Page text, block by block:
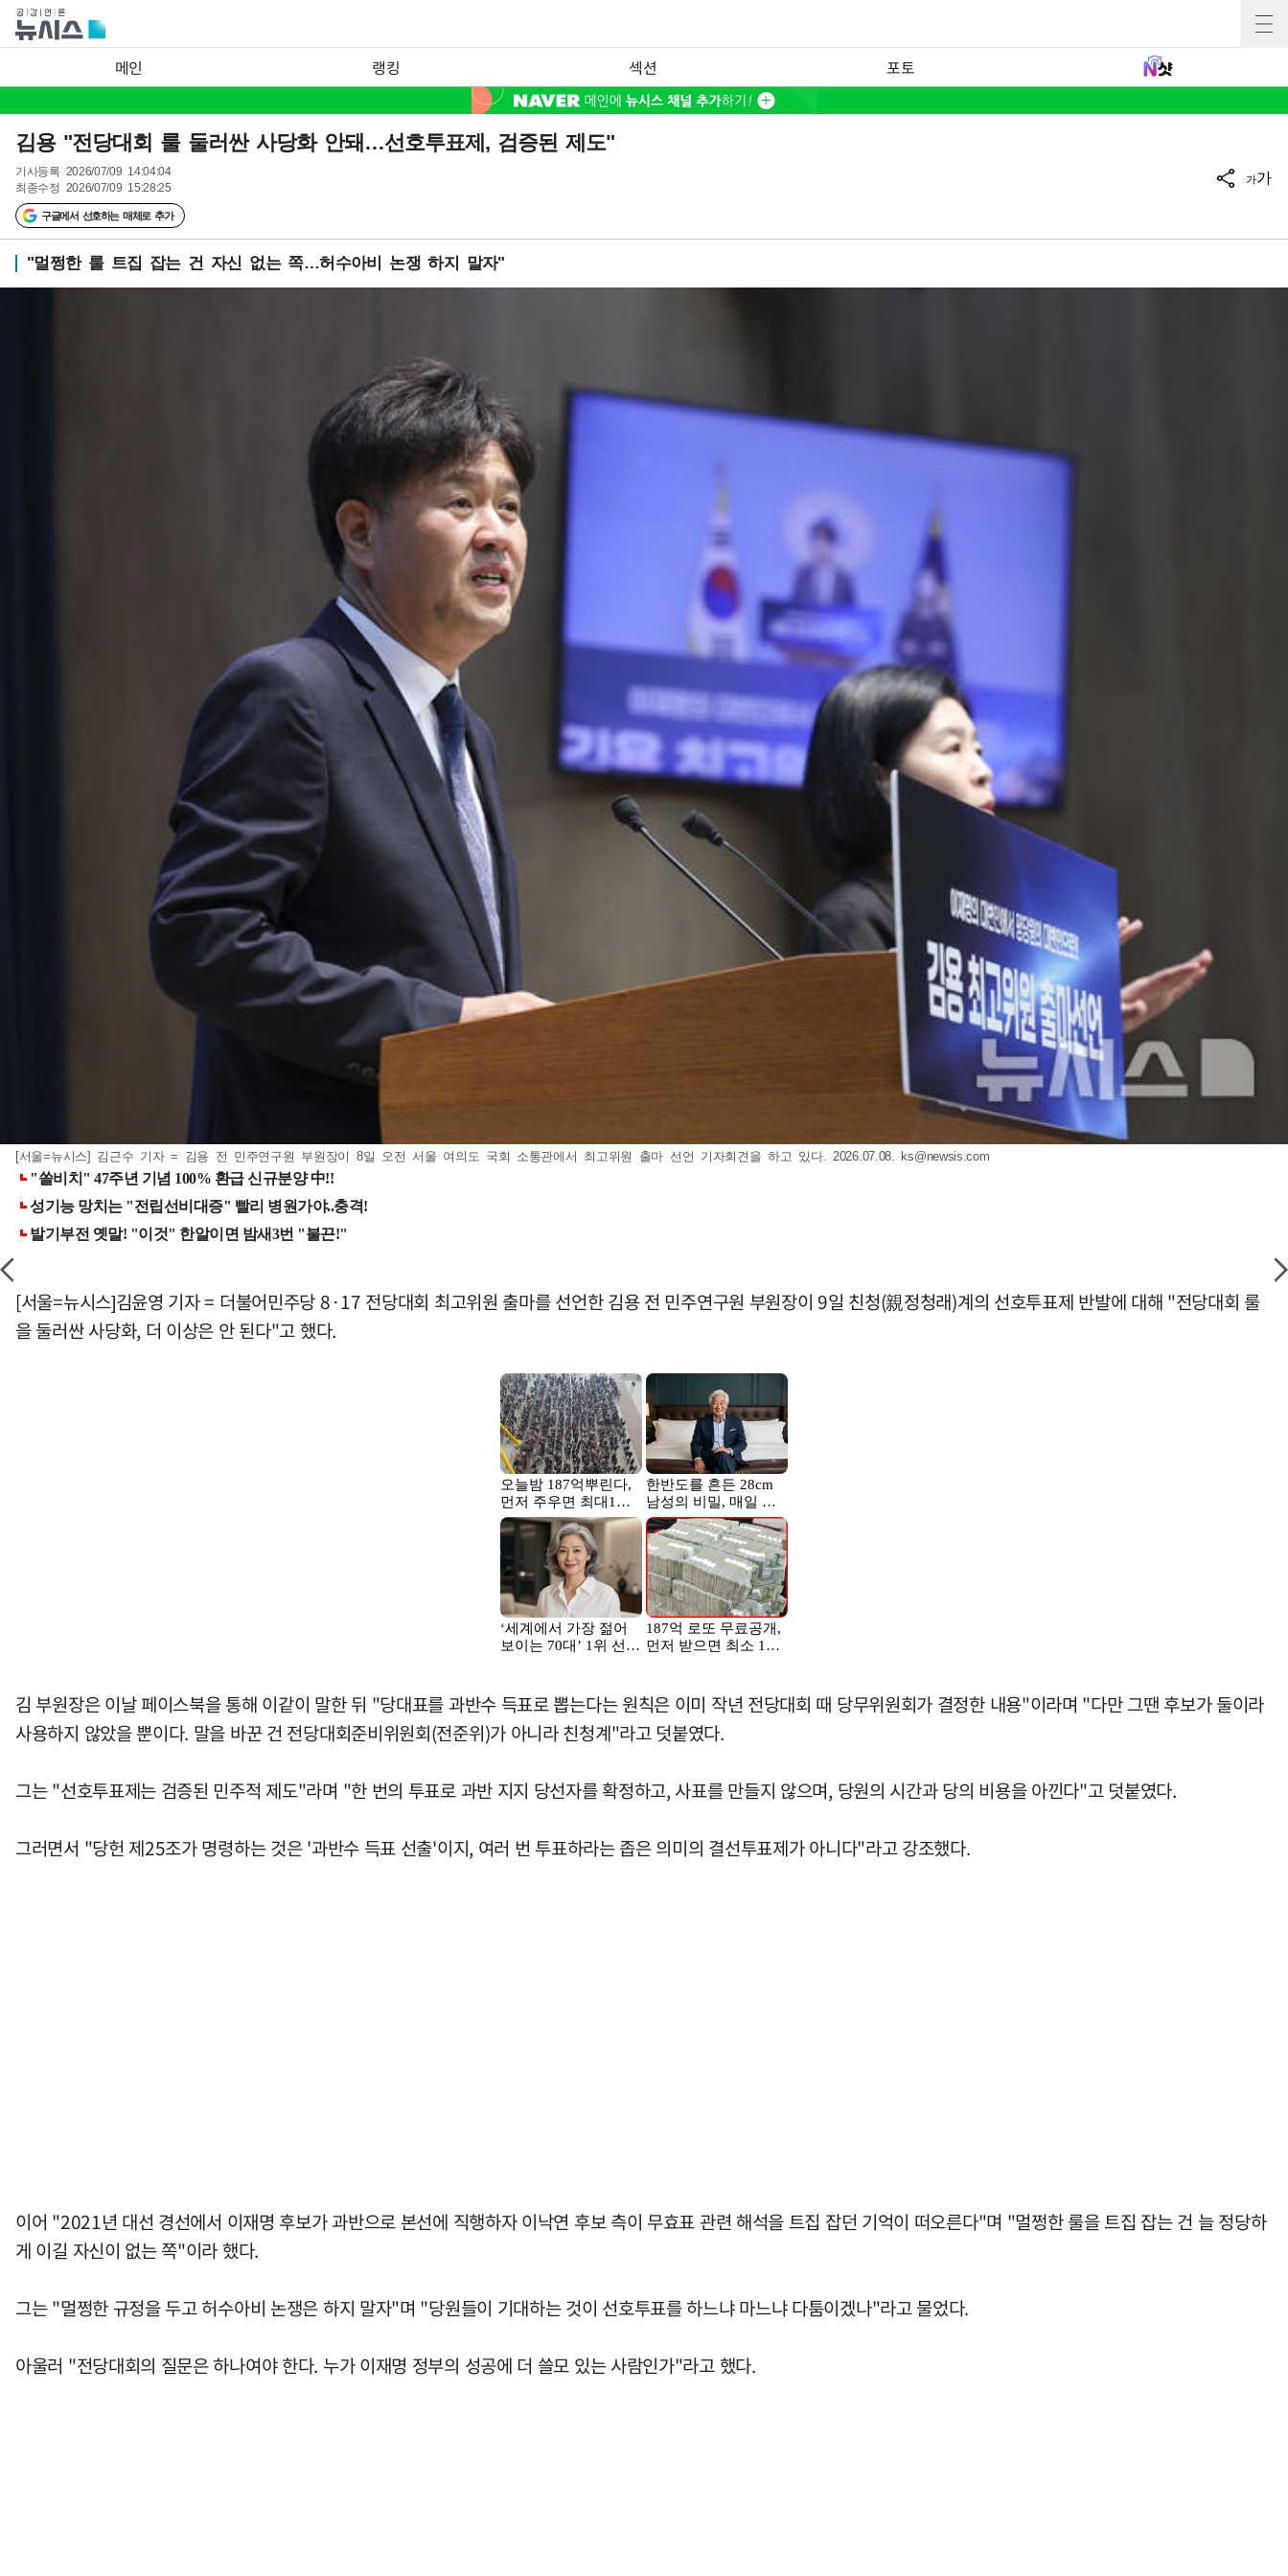
메인 랭킹 섹션 포토
김용 "전당대회 룰 둘러싼 사당화 안돼…선호투표제, 검증된 제도"
기사등록 2026/07/09 14:04:04
최종수정 2026/07/09 15:28:25
구글에서 선호하는 매체로 추가
가가
"멀쩡한 룰 트집 잡는 건 자신 없는 쪽…허수아비 논쟁 하지 말자"
[서울=뉴시스] 김근수 기자 = 김용 전 민주연구원 부원장이 8일 오전 서울 여의도 국회 소통관에서 최고위원 출마 선언 기자회견을 하고 있다. 2026.07.08. ks@newsis.com
[서울=뉴시스]김윤영 기자 = 더불어민주당 8·17 전당대회 최고위원 출마를 선언한 김용 전 민주연구원 부원장이 9일 친청(親정청래)계의 선호투표제 반발에 대해 "전당대회 룰
을 둘러싼 사당화, 더 이상은 안 된다"고 했다.
김 부원장은 이날 페이스북을 통해 이같이 말한 뒤 "당대표를 과반수 득표로 뽑는다는 원칙은 이미 작년 전당대회 때 당무위원회가 결정한 내용"이라며 "다만 그땐 후보가 둘이라
사용하지 않았을 뿐이다. 말을 바꾼 건 전당대회준비위원회(전준위)가 아니라 친청계"라고 덧붙였다.
그는 "선호투표제는 검증된 민주적 제도"라며 "한 번의 투표로 과반 지지 당선자를 확정하고, 사표를 만들지 않으며, 당원의 시간과 당의 비용을 아낀다"고 덧붙였다.
그러면서 "당헌 제25조가 명령하는 것은 '과반수 득표 선출'이지, 여러 번 투표하라는 좁은 의미의 결선투표제가 아니다"라고 강조했다.
이어 "2021년 대선 경선에서 이재명 후보가 과반으로 본선에 직행하자 이낙연 후보 측이 무효표 관련 해석을 트집 잡던 기억이 떠오른다"며 "멀쩡한 룰을 트집 잡는 건 늘 정당하
게 이길 자신이 없는 쪽"이라 했다.
그는 "멀쩡한 규정을 두고 허수아비 논쟁은 하지 말자"며 "당원들이 기대하는 것이 선호투표를 하느냐 마느냐 다툼이겠나"라고 물었다.
아울러 "전당대회의 질문은 하나여야 한다. 누가 이재명 정부의 성공에 더 쓸모 있는 사람인가"라고 했다.